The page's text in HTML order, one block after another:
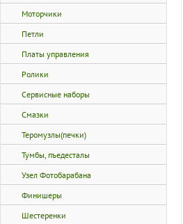
Моторчики
Петли
Платы управления
Ролики
Сервисные наборы
Смазки
Теромузлы(печки)
Тумбы, пъедесталы
Узел Фотобарабана
Финишеры
Шестеренки